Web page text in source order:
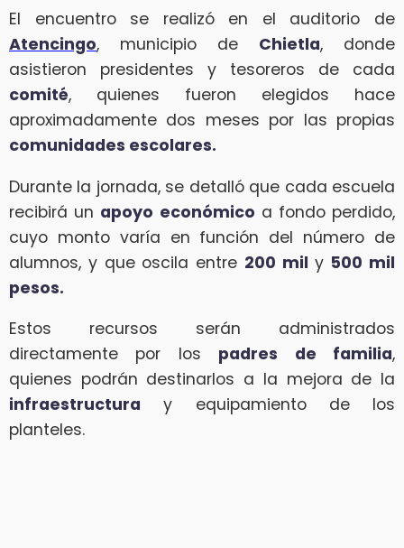
El encuentro se realizó en el auditorio de
Atencingo, municipio de Chietla, donde
asistieron presidentes y tesoreros de cada
comité, quienes fueron elegidos hace
aproximadamente dos meses por las propias
comunidades escolares.
Durante la jornada, se detalló que cada escuela
recibirá un apoyo económico a fondo perdido,
cuyo monto varía en función del número de
alumnos, y que oscila entre 200 mil y 500 mil
pesos.
Estos recursos serán administrados
directamente por los padres de familia,
quienes podrán destinarlos a la mejora de la
infraestructura y equipamiento de los
planteles.